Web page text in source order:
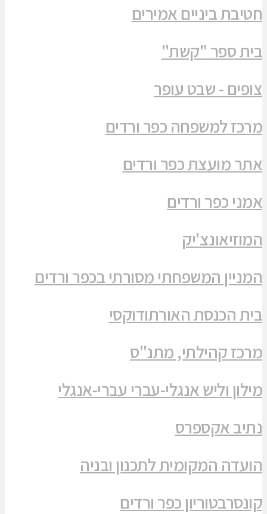
חטיבת ביניים אמירים
בית ספר "קשת"
צופים - שבט עופר
מרכז למשפחה כפר ורדים
אתר מועצת כפר ורדים
אמני כפר ורדים
המוזיאונצ'יק
המניין המשפחתי מסורתי בכפר ורדים
בית הכנסת האורתודוקסי
מרכז קהילתי, מתנ"ס
מילון וליש אנגלי-עברי עברי-אנגלי
נתיב אקספרס
הועדה המקומית לתכנון ובניה
קונסרבטוריון כפר ורדים